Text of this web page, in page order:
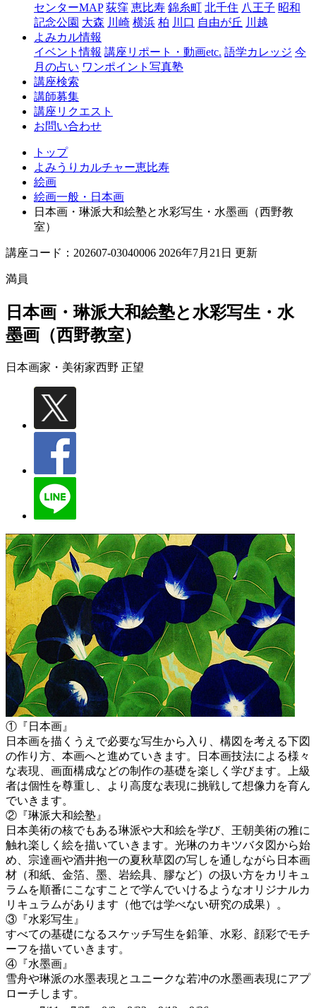
比
センターMAP 荻窪 恵比寿 錦糸町 北千住 八王子 昭和
記念公園 大森 川崎 横浜 柏 川口 自由が丘 川越
よみカル情報
イベント情報 講座リポート・動画etc. 語学カレッジ 今
月の占い ワンポイント写真塾
講座検索
講師募集
講座リクエスト
お問い合わせ
トップ
よみうりカルチャー恵比寿
絵画
絵画一般・日本画
日本画・琳派大和絵塾と水彩写生・水墨画（西野教
室）
講座コード：202607-03040006 2026年7月21日 更新
満員
日本画・琳派大和絵塾と水彩写生・水
墨画（西野教室）
日本画家・美術家西野 正望
①『日本画』
日本画を描くうえで必要な写生から入り、構図を考える下図
の作り方、本画へと進めていきます。日本画技法による様々
な表現、画面構成などの制作の基礎を楽しく学びます。上級
者は個性を尊重し、より高度な表現に挑戦して想像力を育ん
でいきます。
②『琳派大和絵塾』
日本美術の核でもある琳派や大和絵を学び、王朝美術の雅に
触れ楽しく絵を描いていきます。光琳のカキツバタ図から始
め、宗達画や酒井抱一の夏秋草図の写しを通しながら日本画
材（和紙、金箔、墨、岩絵具、膠など）の扱い方をカリキュ
ラムを順番にこなすことで学んでいけるようなオリジナルカ
リキュラムがあります（他では学べない研究の成果）。
③『水彩写生』
すべての基礎になるスケッチ写生を鉛筆、水彩、顔彩でモチ
ーフを描いていきます。
④『水墨画』
雪舟や琳派の水墨表現とユニークな若冲の水墨画表現にアプ
ローチします。